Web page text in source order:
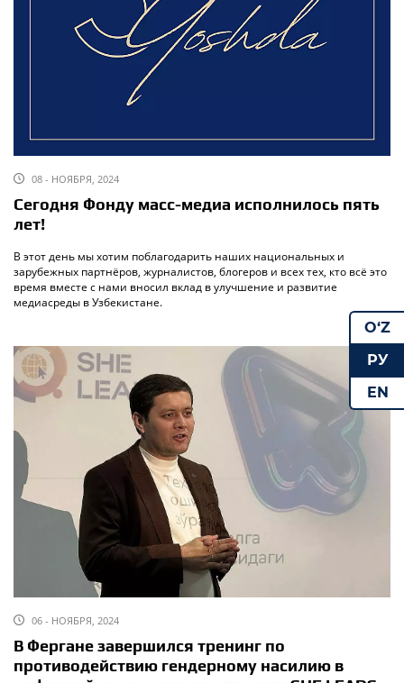
08 - НОЯБРЯ, 2024
Сегодня Фонду масс-медиа исполнилось пять
лет!
В этот день мы хотим поблагодарить наших национальных и
зарубежных партнёров, журналистов, блогеров и всех тех, кто всё это
время вместе с нами вносил вклад в улучшение и развитие
медиасреды в Узбекистане.
06 - НОЯБРЯ, 2024
В Фергане завершился тренинг по
противодействию гендерному насилию в
O‘Z
РУ
EN